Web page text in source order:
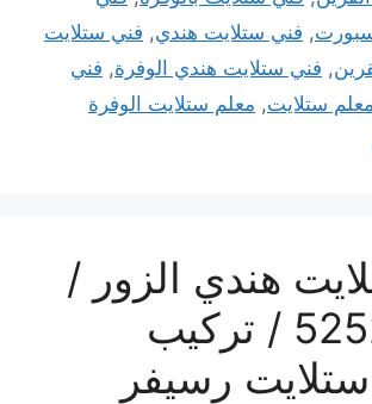
, فني ستلايت هندي, فني ستلايت
, فني ستلايت هندي الوفرة, فني
معلم ستلايت, معلم ستلايت الوفرة
هندي الزور /
52520080 / تركيب
رسيفر